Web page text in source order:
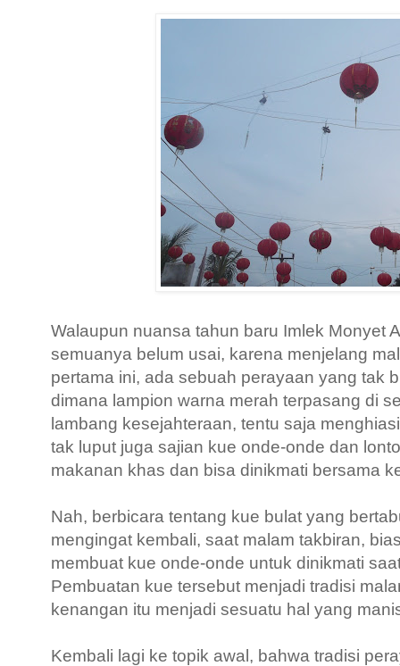
Walaupun nuansa tahun baru Imlek Monyet
semuanya belum usai, karena menjelang
pertama ini, ada sebuah perayaan yang tak
dimana lampion warna merah terpasang di
lambang kesejahteraan, tentu saja
tak luput juga sajian kue onde-onde dan
makanan khas dan bisa dinikmati bersama
Nah, berbicara tentang kue bulat yang
mengingat kembali, saat malam takbiran,
membuat kue onde-onde untuk dinikmati
Pembuatan kue tersebut menjadi tradisi
kenangan itu menjadi sesuatu hal yang
Kembali lagi ke topik awal, bahwa tradisi